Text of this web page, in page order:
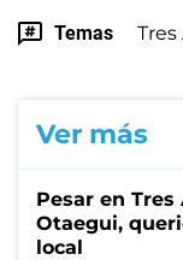
Temas Tres
Ver más
Pesar en
Otaegui,
local